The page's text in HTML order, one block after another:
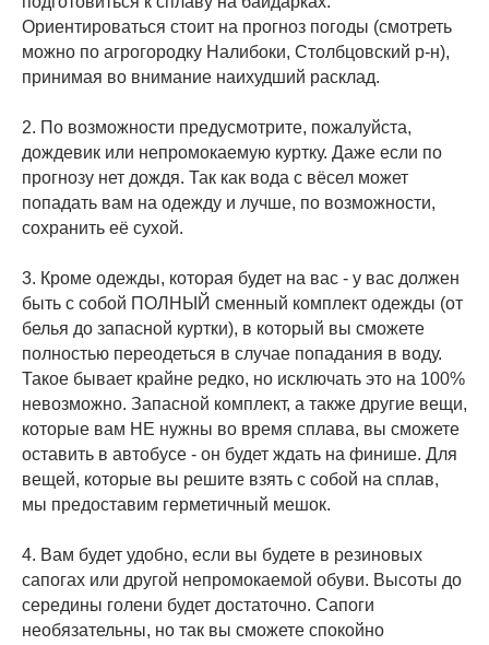
Ориентироваться стоит на прогноз погоды (смотреть
можно по агрогородку Налибоки, Столбцовский р-н),
принимая во внимание наихудший расклад.
2. По возможности предусмотрите, пожалуйста,
дождевик или непромокаемую куртку. Даже если по
прогнозу нет дождя. Так как вода с вёсел может
попадать вам на одежду и лучше, по возможности,
сохранить её сухой.
3. Кроме одежды, которая будет на вас - у вас должен
быть с собой ПОЛНЫЙ сменный комплект одежды (от
белья до запасной куртки), в который вы сможете
полностью переодеться в случае попадания в воду.
Такое бывает крайне редко, но исключать это на 100%
невозможно. Запасной комплект, а также другие вещи,
которые вам НЕ нужны во время сплава, вы сможете
оставить в автобусе - он будет ждать на финише. Для
вещей, которые вы решите взять с собой на сплав,
мы предоставим герметичный мешок.
4. Вам будет удобно, если вы будете в резиновых
сапогах или другой непромокаемой обуви. Высоты до
середины голени будет достаточно. Сапоги
необязательны, но так вы сможете спокойно